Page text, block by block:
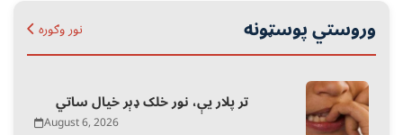
وروستي پوسټونه نور وګوره
تر پلار یې، نور خلک ډېر خیال ساتي
August 6, 2026